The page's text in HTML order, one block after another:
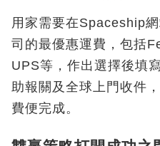
用家需要在Spaceship
司的最優惠運費，包括
UPS等，作出選擇後填
助報關及全球上門收件
費便完成。